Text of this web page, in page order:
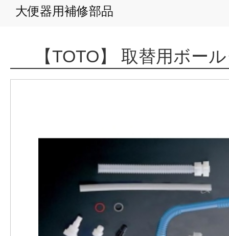
大便器用補修部品
【TOTO】 取替用ボー